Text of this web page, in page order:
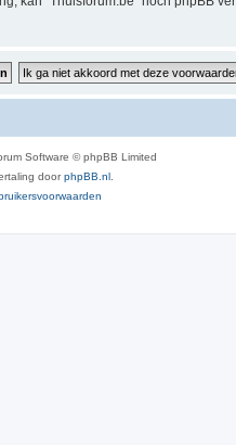
Software © phpBB Limited
doorphpBB.nl